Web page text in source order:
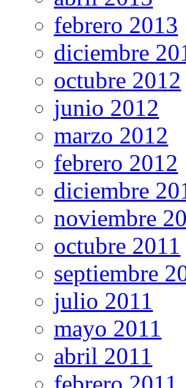
febrero 2013
diciembre
octubre 2012
junio 2012
marzo 2012
febrero 2012
diciembre
noviembre
octubre 2011
septiembre
julio 2011
mayo 2011
abril 2011